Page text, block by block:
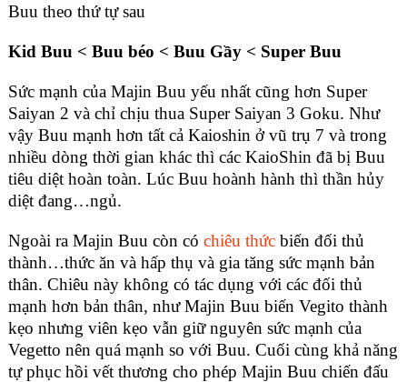
Buu theo thứ tự sau
Kid Buu < Buu béo < Buu Gầy < Super Buu
Sức mạnh của Majin Buu yếu nhất cũng hơn Super
Saiyan 2 và chỉ chịu thua Super Saiyan 3 Goku. Như
vậy Buu mạnh hơn tất cả Kaioshin ở vũ trụ 7 và trong
nhiều dòng thời gian khác thì các KaioShin đã bị Buu
tiêu diệt hoàn toàn. Lúc Buu hoành hành thì thần hủy
diệt đang…ngủ.
Ngoài ra Majin Buu còn có chiêu thứcbiến đối thủ
thành…thức ăn và hấp thụ và gia tăng sức mạnh bản
thân. Chiêu này không có tác dụng với các đối thủ
mạnh hơn bản thân, như Majin Buu biến Vegito thành
kẹo nhưng viên kẹo vẫn giữ nguyên sức mạnh của
Vegetto nên quá mạnh so với Buu. Cuối cùng khả năng
tự phục hồi vết thương cho phép Majin Buu chiến đấu